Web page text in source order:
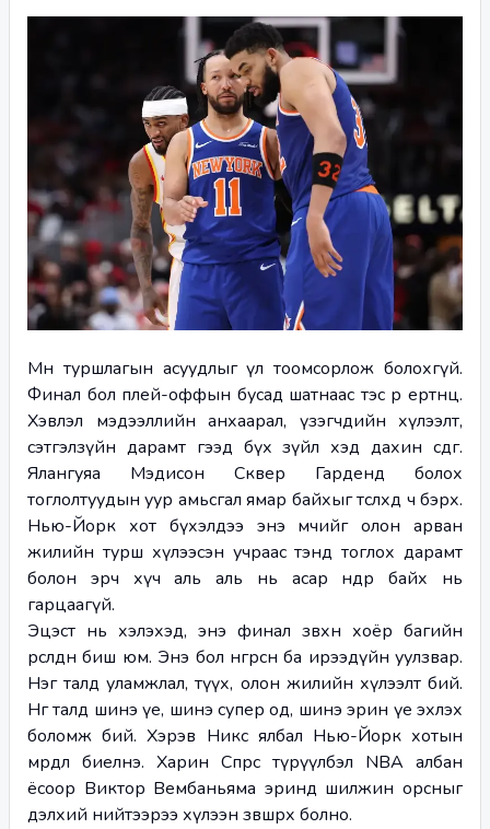
Мөн туршлагын асуудлыг үл тоомсорлож болохгүй.
Финал бол плей-оффын бусад шатнаас тэс өөр ертөнц.
Хэвлэл мэдээллийн анхаарал, үзэгчдийн хүлээлт,
сэтгэлзүйн дарамт гээд бүх зүйл хэд дахин өсдөг.
Ялангуяа Мэдисон Сквер Гарденд болох
тоглолтуудын уур амьсгал ямар байхыг төсөөлөхөд ч бэрх.
Нью-Йорк хот бүхэлдээ энэ мөчийг олон арван
жилийн турш хүлээсэн учраас тэнд тоглох дарамт
болон эрч хүч аль аль нь асар өндөр байх нь
гарцаагүй.
Эцэст нь хэлэхэд, энэ финал зөвхөн хоёр багийн
өрсөлдөөн биш юм. Энэ бол өнгөрсөн ба ирээдүйн уулзвар.
Нэг талд уламжлал, түүх, олон жилийн хүлээлт бий.
Нөгөө талд шинэ үе, шинэ супер од, шинэ эрин үе эхлэх
боломж бий. Хэрэв Никс ялбал Нью-Йорк хотын
мөрөөдөл биелнэ. Харин Спөрс түрүүлбэл NBA албан
ёсоор Виктор Вембаньяма эринд шилжин орсныг
дэлхий нийтээрээ хүлээн зөвшөөрөх болно.